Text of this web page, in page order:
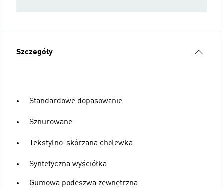
Szczegóły
Standardowe dopasowanie
Sznurowane
Tekstylno-skórzana cholewka
Syntetyczna wyściółka
Gumowa podeszwa zewnętrzna